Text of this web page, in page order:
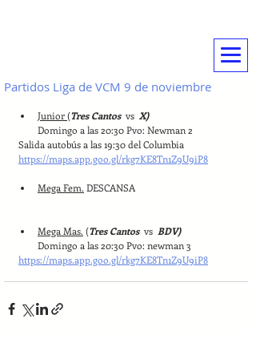
... mas que un deporte
Partidos Liga de VCM 9 de noviembre
Junior (Tres Cantos vs X)
Domingo a las 20:30 Pvo: Newman 2
Salida autobús a las 19:30 del Columbia
https://maps.app.goo.gl/rkg7KE8Tn1Z9U9iP8
Mega Fem. DESCANSA
Mega Mas. (Tres Cantos vs BDV)
Domingo a las 20:30 Pvo: newman 3
https://maps.app.goo.gl/rkg7KE8Tn1Z9U9iP8